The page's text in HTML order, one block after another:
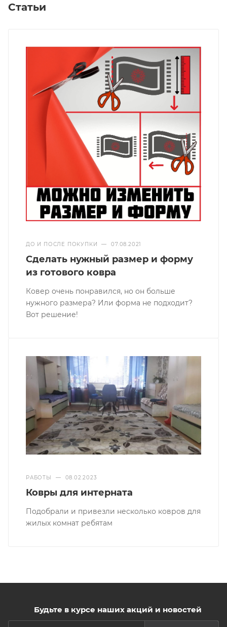
Статьи
ДО И ПОСЛЕ ПОКУПКИ — 07.08.2021
Сделать нужный размер и форму
из готового ковра
Ковер очень понравился, но он больше
нужного размера? Или форма не подходит?
Вот решение!
РАБОТЫ — 08.02.2023
Ковры для интерната
Подобрали и привезли несколько ковров для
жилых комнат ребятам
Будьте в курсе наших акций и новостей